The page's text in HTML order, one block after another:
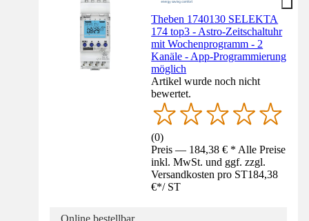
Theben 1740130 SELEKTA
174 top3 - Astro-Zeitschaltuhr
mit Wochenprogramm - 2
Kanäle - App-Programmierung
möglich
Artikel wurde noch nicht
bewertet.
(0)
Preis — 184,38 € * Alle Preise
inkl. MwSt. und ggf. zzgl.
Versandkosten pro ST184,38
€*/ ST
Online bestellbar